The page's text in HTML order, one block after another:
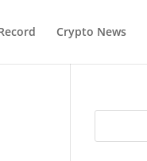
Crypto News